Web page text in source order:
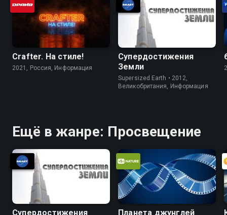
Crafter. На стилe!
2021, Россия, Информация
Супердостижения
Земли
Supersized Earth • 2012,
Великобритания, Информация
Ещё в жанре: Просвещение
Супердостижения
Планета джунглей